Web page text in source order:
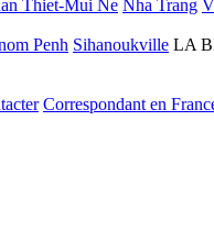
Thiet-Mui Ne Nha Trang
Penh Sihanoukville LA
Correspondant en